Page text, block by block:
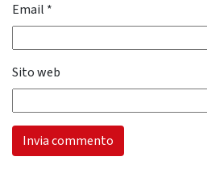
Email *
Sito web